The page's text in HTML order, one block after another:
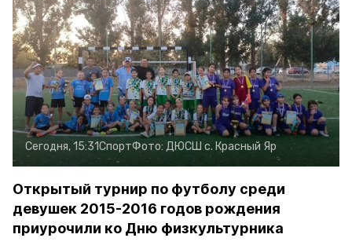
Сегодня, 15:31СпортФото: ДЮСШ с. Красный Яр
Открытый турнир по футболу среди
девушек 2015-2016 годов рождения
приурочили ко Дню физкультурника